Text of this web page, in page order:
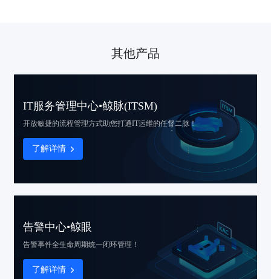
其他产品
IT服务管理中心•鲸脉(ITSM)
开放敏捷的流程管理方式助您打通IT运维的任督二脉！
了解详情
告警中心•鲸眼
告警事件全生命周期统一闭环管理！
了解详情